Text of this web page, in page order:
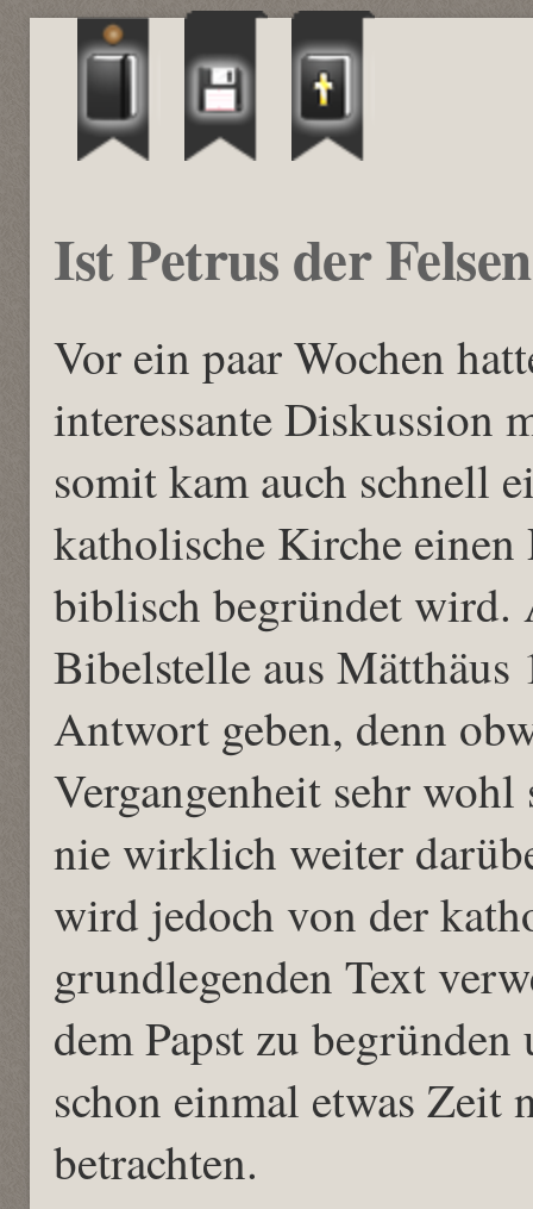
Ist Petrus der
Vor ein paar Wochen
interessante Diskussion
somit kam auch schnell
katholische Kirche einen
biblisch begründet
Bibelstelle aus
Antwort geben, denn
Vergangenheit sehr wohl
nie wirklich weiter
wird jedoch von der
grundlegenden Text
dem Papst zu
schon einmal etwas Zeit
betrachten.